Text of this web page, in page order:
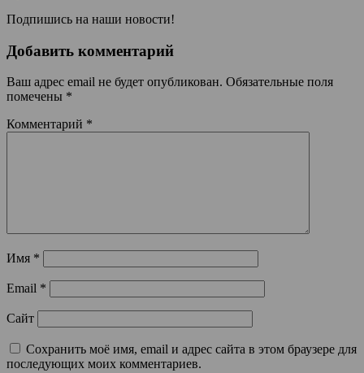
Подпишись на наши новости!
Добавить комментарий
Ваш адрес email не будет опубликован. Обязательные поля
помечены *
Комментарий *
Имя *
Email *
Сайт
Сохранить моё имя, email и адрес сайта в этом браузере для
последующих моих комментариев.